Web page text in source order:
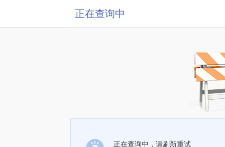
正在查询中
正在查询中，请刷新重试